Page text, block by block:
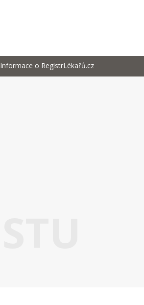
Informace o RegistrLékařů.cz